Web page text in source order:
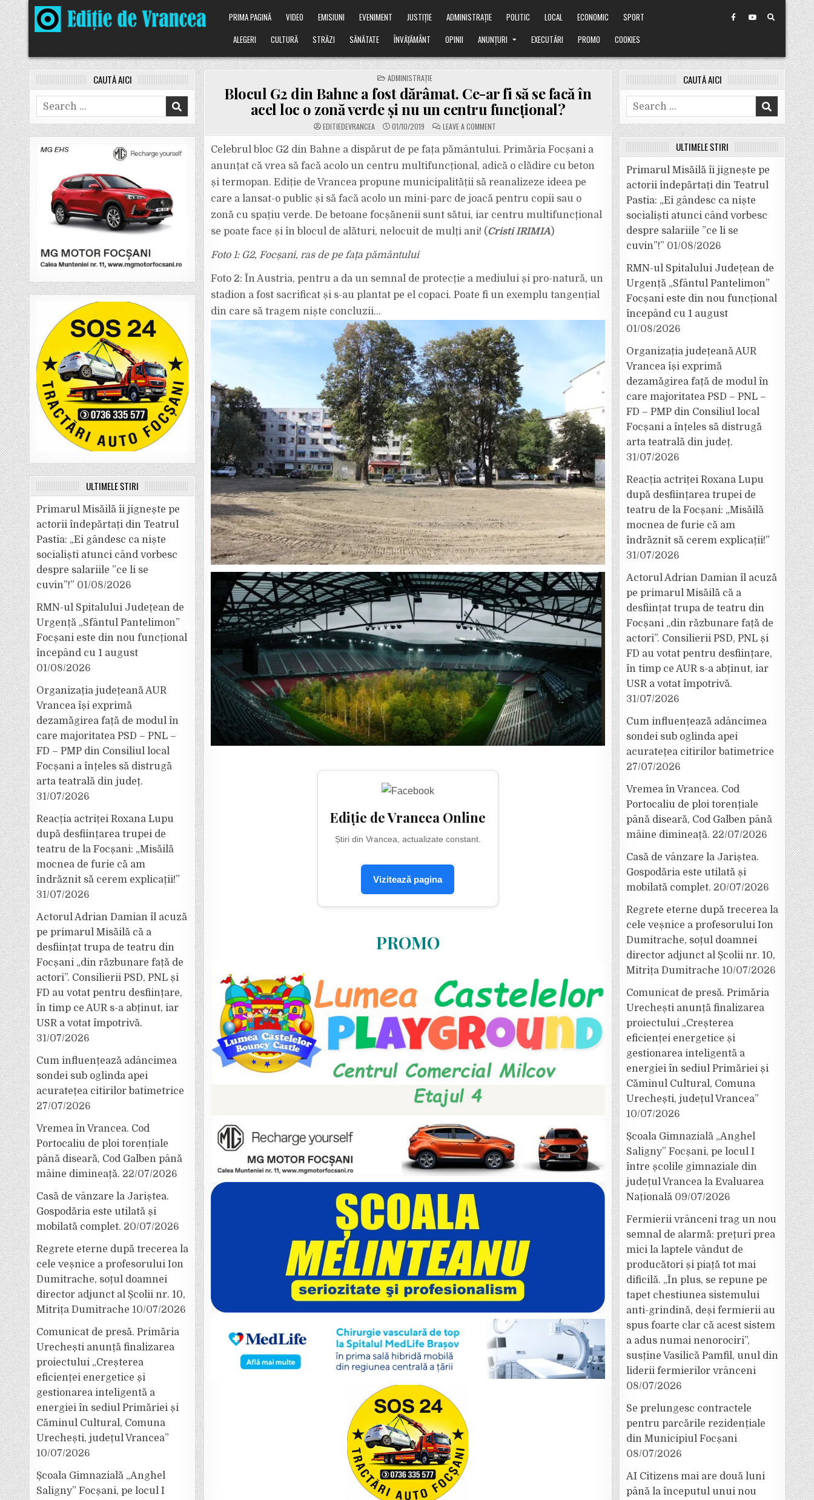
Skip
to
content
PRIMA PAGINĂ VIDEO EMISIUNI EVENIMENT JUSTIȚIE ADMINISTRAȚIE POLITIC LOCAL ECONOMIC
SPORT
ALEGERI
CULTURĂ STRĂZI SĂNĂTATE ÎNVĂȚĂMÂNT OPINII ANUNȚURI EXECUTĂRI PROMO COOKIES
POSTED
IN
ADMINISTRAȚIE
Blocul G2 din Bahne a fost dărâmat. Ce-ar fi să se facă în
acel loc o zonă verde și nu un centru funcțional?
EDITIEDEVRANCEA 01/10/2019 LEAVE A COMMENTON
BLOCUL
DIN
BAHNE
A
FOST
DĂRÂMAT.
CE-
FI
SĂ
SE
FACĂ
ÎN
ACEL
NU
CENTRU
FUNCȚIONAL?
Celebrul bloc G2 din Bahne a dispărut de pe fața pământului. Primăria Focșani a
anunțat că vrea să facă acolo un centru multifuncțional, adică o clădire cu beton
și termopan. Ediție de Vrancea propune municipalității să reanalizeze ideea pe
care a lansat-o public și să facă acolo un mini-parc de joacă pentru copii sau o
zonă cu spațiu verde. De betoane focșănenii sunt sătui, iar centru multifuncțional
se poate face și în blocul de alături, nelocuit de mulți ani! (Cristi IRIMIA)
Foto 1: G2, Focșani, ras de pe fața pământului
Foto 2: În Austria, pentru a da un semnal de protecție a mediului și pro-natură, un
stadion a fost sacrificat și s-au plantat pe el copaci. Poate fi un exemplu tangențial
din care să tragem niște concluzii…
Ediție de Vrancea Online
Știri din Vrancea, actualizate constant.
Vizitează pagina
PROMO
CAUTĂ AICI
Search
for:
ULTIMELE ȘTIRI
Primarul Misăilă îi jignește pe
actorii îndepărtați din Teatrul
Pastia: „Ei gândesc ca niște
socialiști atunci când vorbesc
despre salariile ”ce li se
cuvin”!” 01/08/2026
RMN-ul Spitalului Județean de
Urgență „Sfântul Pantelimon”
Focșani este din nou funcțional
începând cu 1 august
01/08/2026
Organizația județeană AUR
Vrancea își exprimă
dezamăgirea față de modul în
care majoritatea PSD – PNL –
FD – PMP din Consiliul local
Focșani a înțeles să distrugă
arta teatrală din județ.
31/07/2026
Reacția actriței Roxana Lupu
după desființarea trupei de
teatru de la Focșani: „Misăilă
mocnea de furie că am
îndrăznit să cerem explicații!”
31/07/2026
Actorul Adrian Damian îl acuză
pe primarul Misăilă că a
desființat trupa de teatru din
Focșani „din răzbunare față de
actori”. Consilierii PSD, PNL și
FD au votat pentru desființare,
în timp ce AUR s-a abținut, iar
USR a votat împotrivă.
31/07/2026
Cum influențează adâncimea
sondei sub oglinda apei
acuratețea citirilor batimetrice
27/07/2026
Vremea în Vrancea. Cod
Portocaliu de ploi torențiale
până diseară, Cod Galben până
mâine dimineață. 22/07/2026
Casă de vânzare la Jariștea.
Gospodăria este utilată și
mobilată complet. 20/07/2026
Regrete eterne după trecerea la
cele veșnice a profesorului Ion
Dumitrache, soțul doamnei
director adjunct al Școlii nr. 10,
Mitrița Dumitrache 10/07/2026
Comunicat de presă. Primăria
Urechești anunță finalizarea
proiectului „Creșterea
eficienței energetice și
gestionarea inteligentă a
energiei în sediul Primăriei și
Căminul Cultural, Comuna
Urechești, județul Vrancea”
10/07/2026
Școala Gimnazială „Anghel
Saligny” Focșani, pe locul I
CAUTĂ AICI
Search
for:
ULTIMELE ȘTIRI
Primarul Misăilă îi jignește pe
actorii îndepărtați din Teatrul
Pastia: „Ei gândesc ca niște
socialiști atunci când vorbesc
despre salariile ”ce li se
cuvin”!” 01/08/2026
RMN-ul Spitalului Județean de
Urgență „Sfântul Pantelimon”
Focșani este din nou funcțional
începând cu 1 august
01/08/2026
Organizația județeană AUR
Vrancea își exprimă
dezamăgirea față de modul în
care majoritatea PSD – PNL –
FD – PMP din Consiliul local
Focșani a înțeles să distrugă
arta teatrală din județ.
31/07/2026
Reacția actriței Roxana Lupu
după desființarea trupei de
teatru de la Focșani: „Misăilă
mocnea de furie că am
îndrăznit să cerem explicații!”
31/07/2026
Actorul Adrian Damian îl acuză
pe primarul Misăilă că a
desființat trupa de teatru din
Focșani „din răzbunare față de
actori”. Consilierii PSD, PNL și
FD au votat pentru desființare,
în timp ce AUR s-a abținut, iar
USR a votat împotrivă.
31/07/2026
Cum influențează adâncimea
sondei sub oglinda apei
acuratețea citirilor batimetrice
27/07/2026
Vremea în Vrancea. Cod
Portocaliu de ploi torențiale
până diseară, Cod Galben până
mâine dimineață. 22/07/2026
Casă de vânzare la Jariștea.
Gospodăria este utilată și
mobilată complet. 20/07/2026
Regrete eterne după trecerea la
cele veșnice a profesorului Ion
Dumitrache, soțul doamnei
director adjunct al Școlii nr. 10,
Mitrița Dumitrache 10/07/2026
Comunicat de presă. Primăria
Urechești anunță finalizarea
proiectului „Creșterea
eficienței energetice și
gestionarea inteligentă a
energiei în sediul Primăriei și
Căminul Cultural, Comuna
Urechești, județul Vrancea”
10/07/2026
Școala Gimnazială „Anghel
Saligny” Focșani, pe locul I
între școlile gimnaziale din
județul Vrancea la Evaluarea
Națională 09/07/2026
Fermierii vrânceni trag un nou
semnal de alarmă: prețuri prea
mici la laptele vândut de
producători și piață tot mai
dificilă. „În plus, se repune pe
tapet chestiunea sistemului
anti-grindină, deși fermierii au
spus foarte clar că acest sistem
a adus numai nenorociri”,
susține Vasilică Pamfil, unul din
liderii fermierilor vrânceni
08/07/2026
Se prelungesc contractele
pentru parcările rezidențiale
din Municipiul Focșani
08/07/2026
AI Citizens mai are două luni
până la începutul unui nou